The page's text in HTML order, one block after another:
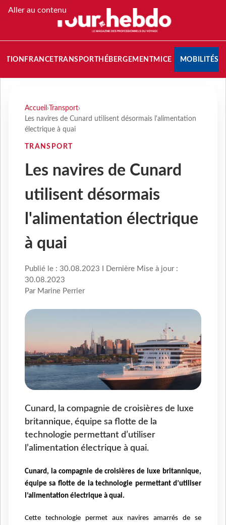
Aller au contenu
FRANCETRANSPORT HÉBERGEMENTMICE MOBILITÉS
Accueil › Transport›
Les navires de Cunard utilisent désormais l'alimentation
électrique à quai
TRANSPORT
Les navires de Cunard
utilisent désormais
l'alimentation électrique
à quai
Publié le : 30.08.2023 I Dernière Mise à jour :
30.08.2023
Par Marine Perrier
Cunard, la compagnie de croisières de luxe
britannique, équipe sa flotte de la
technologie permettant d’utiliser
l’alimentation électrique à quai.
Cunard, la compagnie de croisières de luxe britannique,
équipe sa flotte de la technologie permettant d’utiliser
l’alimentation électrique à quai.
Cette technologie permet aux navires amarrés de se